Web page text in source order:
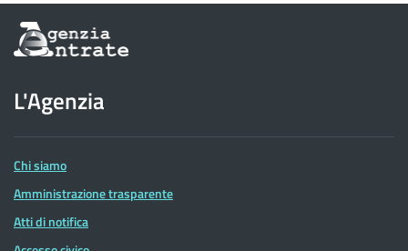
Informazioni
sul
dell'Agenzia
delle
Entrate
L'Agenzia
Chi siamo
Amministrazione trasparente
Atti di notifica